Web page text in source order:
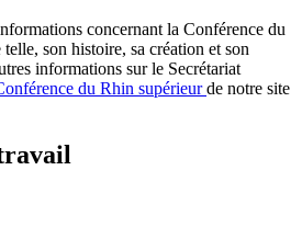
concernant la Conférence du
son histoire, sa création et son
informations sur le Secrétariat
du Rhin supérieurde notre site